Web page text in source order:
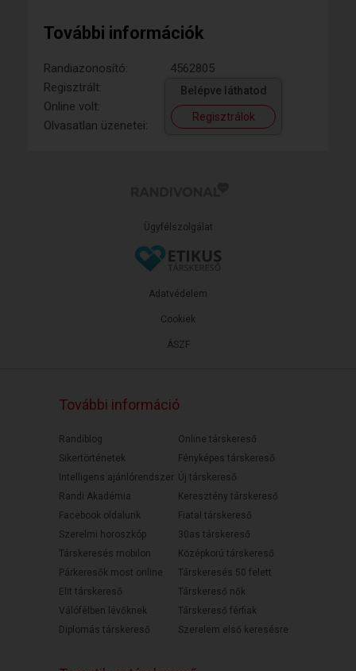
További információk
Randiazonosító:
4562805
Regisztrált:
Online volt:
Olvasatlan üzenetei:
Belépve láthatod
Regisztrálok
Ügyfélszolgálat
ÁSZF
Adatvédelem
Cookiek
További információ
Randiblog
Sikertörténetek
Intelligens ajánlórendszer
Randi Akadémia
Facebook oldalunk
Szerelmi horoszkóp
Társkeresés mobilon
Párkeresők most online
Elit társkereső
Válófélben lévőknek
Diplomás társkereső
Online társkereső
Fényképes társkereső
Új társkereső
Keresztény társkereső
Fiatal társkereső
30as társkereső
Középkorú társkereső
Társkeresés 50 felett
Társkereső nők
Társkereső férfiak
Szerelem első keresésre